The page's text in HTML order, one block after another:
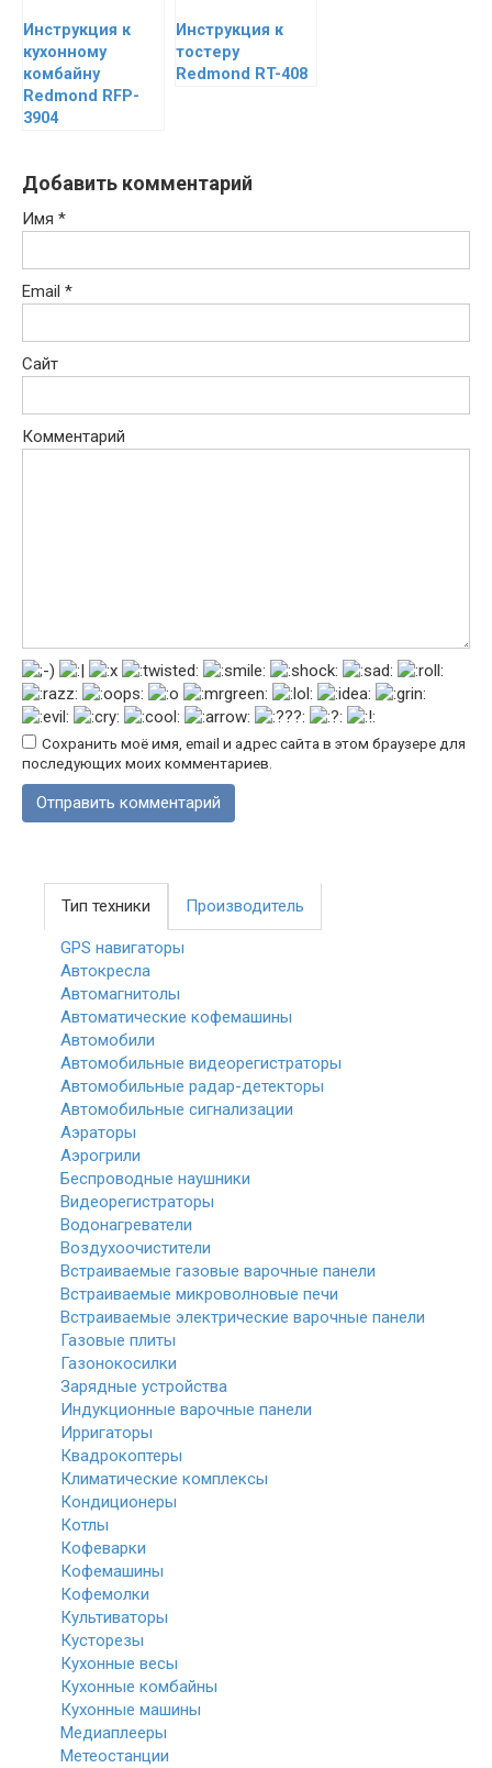
Инструкция к
кухонному
комбайну
Redmond RFP-
3904
Инструкция к
тостеру
Redmond RT-408
Добавить комментарий
Имя *
Email *
Сайт
Комментарий
Сохранить моё имя, email и адрес сайта в этом браузере для
последующих моих комментариев.
Тип техники Производитель
GPS навигаторы
Автокресла
Автомагнитолы
Автоматические кофемашины
Автомобили
Автомобильные видеорегистраторы
Автомобильные радар-детекторы
Автомобильные сигнализации
Аэраторы
Аэрогрили
Беспроводные наушники
Видеорегистраторы
Водонагреватели
Воздухоочистители
Встраиваемые газовые варочные панели
Встраиваемые микроволновые печи
Встраиваемые электрические варочные панели
Газовые плиты
Газонокосилки
Зарядные устройства
Индукционные варочные панели
Ирригаторы
Квадрокоптеры
Климатические комплексы
Кондиционеры
Котлы
Кофеварки
Кофемашины
Кофемолки
Культиваторы
Кусторезы
Кухонные весы
Кухонные комбайны
Кухонные машины
Медиаплееры
Метеостанции